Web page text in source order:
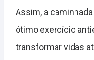
Assim, a
ótimo exercício
transformar vidas